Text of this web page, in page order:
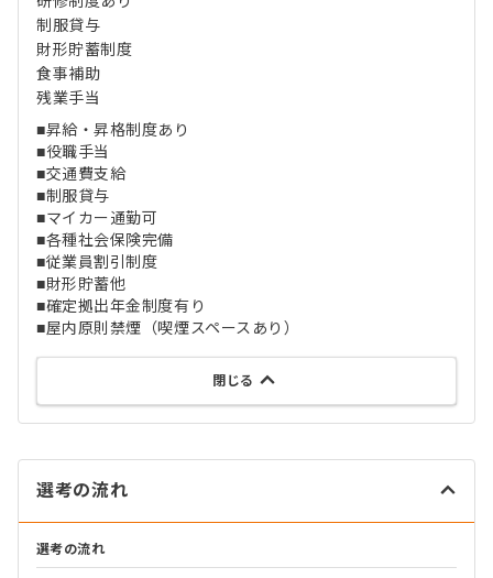
制服貸与
財形貯蓄制度
食事補助
残業手当
■昇給・昇格制度あり
■役職手当
■交通費支給
■制服貸与
■マイカー通勤可
■各種社会保険完備
■従業員割引制度
■財形貯蓄他
■確定拠出年金制度有り
■屋内原則禁煙（喫煙スペースあり）
閉じる
選考の流れ
選考の流れ